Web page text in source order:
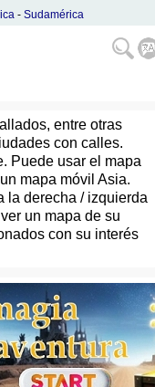
- Sudamérica
entre otras
con calles.
Puede usar el mapa
mapa móvil Asia.
la derecha / izquierda
un mapa de su
con su interés